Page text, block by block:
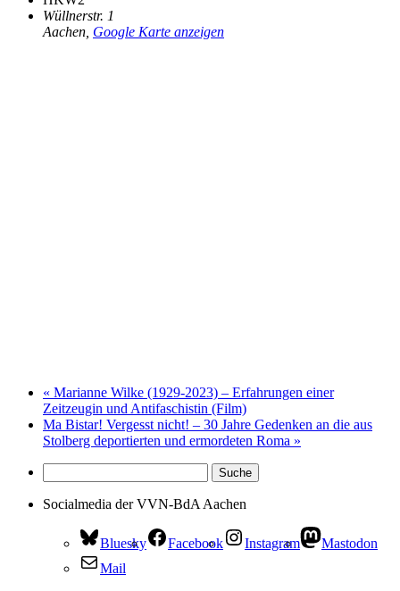
Wüllnerstr. 1
Aachen, Google Karte anzeigen
« Marianne Wilke (1929-2023) – Erfahrungen einer
Zeitzeugin und Antifaschistin (Film)
Ma Bistar! Vergesst nicht! – 30 Jahre Gedenken an die aus
Stolberg deportierten und ermordeten Roma »
Socialmedia der VVN-BdA Aachen
Bluesky Facebook Instagram
Mastodon
Mail